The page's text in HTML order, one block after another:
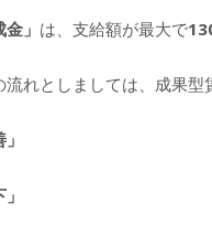
」 は、支給額が最大で
流れとしましては、成果